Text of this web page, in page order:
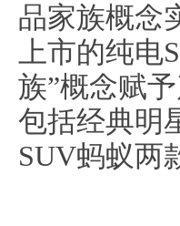
品家族概念
上市的纯
族”概念赋
包括经典明
SUV蚂蚁两